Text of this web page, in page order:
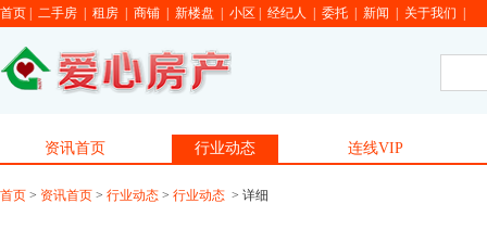
首页 二手房 租房 商铺 新楼盘 小区 经纪人 委托 新闻 关于我们
资讯首页 行业动态 连线VIP
首页 > 资讯首页 > 行业动态 > 行业动态 > 详细